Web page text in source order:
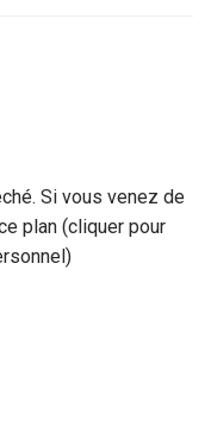
Si vous venez de
plan (cliquer pour